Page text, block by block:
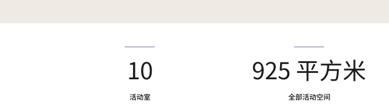
10
活动室
925 平方米
全部活动空间